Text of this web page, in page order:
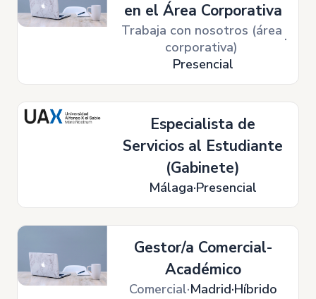
en el Área Corporativa
Trabaja con nosotros (área
corporativa)
Presencial
Especialista de
Servicios al Estudiante
(Gabinete)
Málaga Presencial
Gestor/a Comercial-
Académico
Comercial Madrid Híbrido